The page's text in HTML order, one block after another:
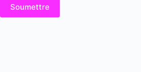
Soumettre